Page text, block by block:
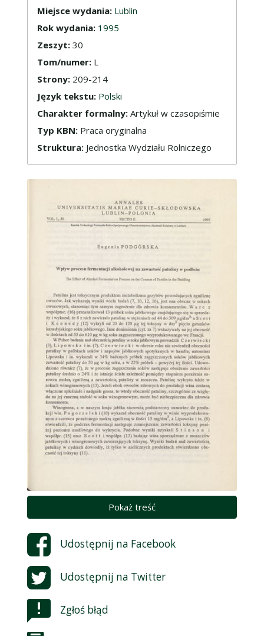
Miejsce wydania: Lublin
Rok wydania: 1995
Zeszyt: 30
Tom/numer: L
Strony: 209-214
Język tekstu: Polski
Charakter formalny: Artykuł w czasopiśmie
Typ KBN: Praca oryginalna
Struktura: Jednostka Wydziału Rolniczego
Pokaż treść
Udostępnij na Facebook
Udostępnij na Twitter
Zgłoś błąd